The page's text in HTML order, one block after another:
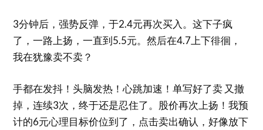
3分钟后，强势反弹，于2.4元再次买入。这下子疯
了，一路上扬，一直到5.5元。然后在4.7上下徘徊，
我在犹豫卖不卖？
手都在发抖！头脑发热！心跳加速！单写好了卖 又撤
掉，连续3次，终于还是忍住了。股价再次上扬！我预
计的6元心理目标价位到了，点击卖出确认，好像放下